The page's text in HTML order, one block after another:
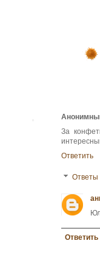
За
Ответить
Ответы
Ответить